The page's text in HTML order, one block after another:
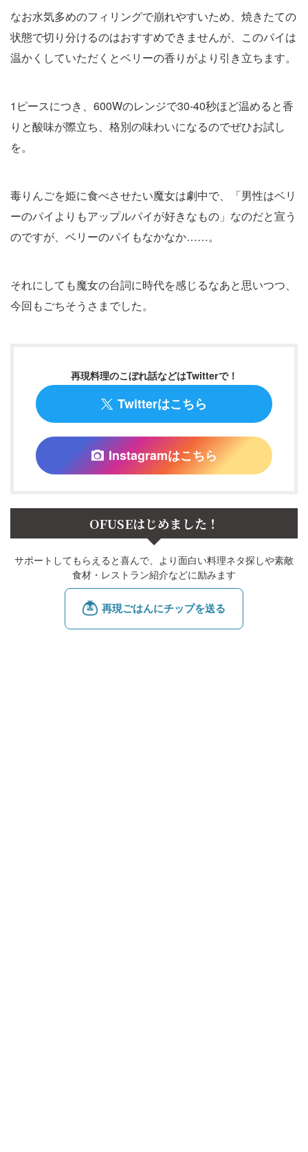
なお水気多めのフィリングで崩れやすいため、焼きたての
状態で切り分けるのはおすすめできませんが、このパイは
温かくしていただくとベリーの香りがより引き立ちます。
1ピースにつき、600Wのレンジで30-40秒ほど温めると香
りと酸味が際立ち、格別の味わいになるのでぜひお試し
を。
毒りんごを姫に食べさせたい魔女は劇中で、「男性はベリ
ーのパイよりもアップルパイが好きなもの」なのだと宣う
のですが、ベリーのパイもなかなか……。
それにしても魔女の台詞に時代を感じるなあと思いつつ、
今回もごちそうさまでした。
再現料理のこぼれ話などはTwitterで！
Twitterはこちら
Instagramはこちら
OFUSEはじめました！
サポートしてもらえると喜んで、より面白い料理ネタ探しや素敵
食材・レストラン紹介などに励みます